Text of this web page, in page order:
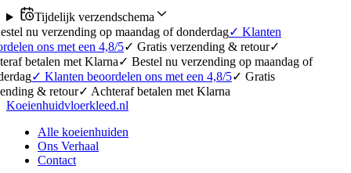
Tijdelijk verzendschema
op maandag of donderdag✓Klanten
een 4,8/5✓Gratis verzending & retour✓
met Klarna ✓Bestel nu verzending op maandag of
beoordelen ons met een 4,8/5✓Gratis
✓ Achteraf betalen met Klarna
Koeienhuidvloerkleed.nl
Alle koeienhuiden
Ons Verhaal
Contact